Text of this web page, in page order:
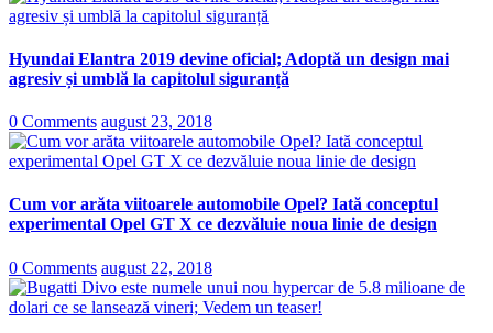
Hyundai Elantra 2019 devine oficial; Adoptă un design mai
agresiv și umblă la capitolul siguranță
0 Comments august 23, 2018
Cum vor arăta viitoarele automobile Opel? Iată conceptul
experimental Opel GT X ce dezvăluie noua linie de design
0 Comments august 22, 2018